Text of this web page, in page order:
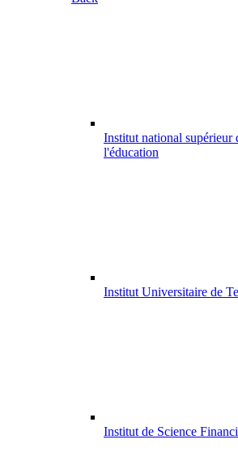
Institut national supérieur
l'éducation
Institut Universitaire de
Institut de Science